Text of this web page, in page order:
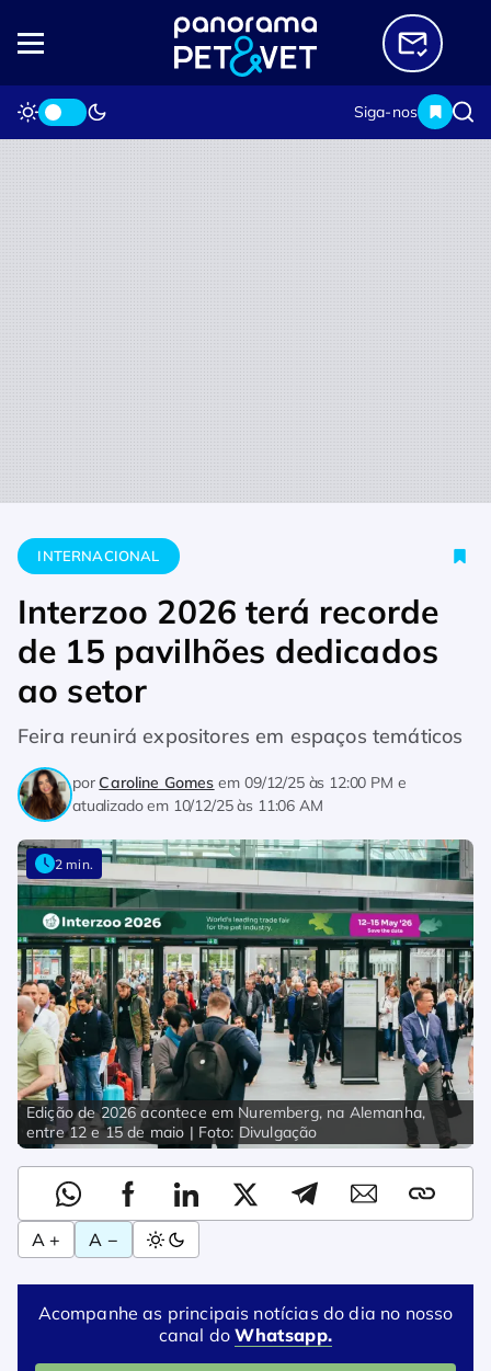
Siga-nos
Home Internacional Interzoo 2026 terá recorde de 15
INTERNACIONAL
Interzoo 2026 terá recorde
de 15 pavilhões dedicados
ao setor
Feira reunirá expositores em espaços temáticos
porCaroline Gomes em 09/12/25 às 12:00 PM e
atualizado em 10/12/25 às 11:06 AM
Edição de 2026 acontece em Nuremberg, na Alemanha,
entre 12 e 15 de maio | Foto: Divulgação
2 min.
A + A −
Acompanhe as principais notícias do dia no nosso
canal doWhatsapp.